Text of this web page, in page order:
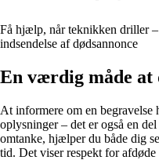
Få hjælp, når teknikken driller
indsendelse af dødsannonce
En værdig måde at
At informere om en
oplysninger – det er også en
omtanke, hjælper du både dig
tid. Det viser respekt for